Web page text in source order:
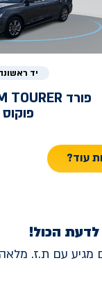
יד
פורד TOURER
פוקוס
עוד?
לדעת הכול!
מגיע עם ת.ז. מלאה